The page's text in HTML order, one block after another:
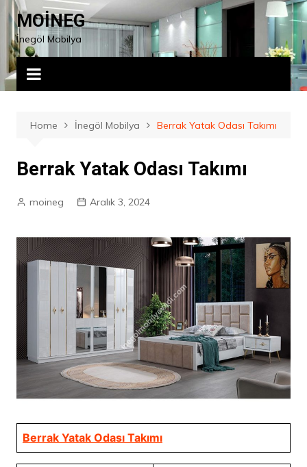
Skip
content
MOİNEG
İnegöl Mobilya
Home İnegöl Mobilya Berrak Yatak Odası Takımı
Berrak Yatak Odası Takımı
moineg Aralık 3, 2024
Berrak Yatak Odası Takımı